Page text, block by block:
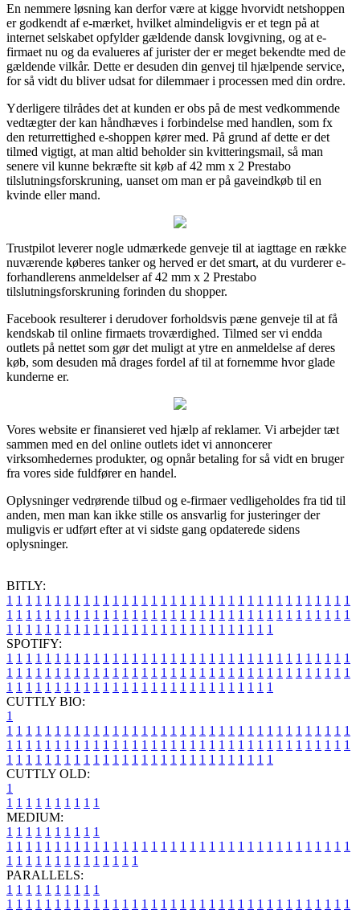
En nemmere løsning kan derfor være at kigge hvorvidt netshoppen
er godkendt af e-mærket, hvilket almindeligvis er et tegn på at
internet selskabet opfylder gældende dansk lovgivning, og at e-
firmaet nu og da evalueres af jurister der er meget bekendte med de
gældende vilkår. Dette er desuden din genvej til hjælpende service,
for så vidt du bliver udsat for dilemmaer i processen med din ordre.
Yderligere tilrådes det at kunden er obs på de mest vedkommende
vedtægter der kan håndhæves i forbindelse med handlen, som fx
den returrettighed e-shoppen kører med. På grund af dette er det
tilmed vigtigt, at man altid beholder sin kvitteringsmail, så man
senere vil kunne bekræfte sit køb af 42 mm x 2 Prestabo
tilslutningsforskruning, uanset om man er på gaveindkøb til en
kvinde eller mand.
Trustpilot leverer nogle udmærkede genveje til at iagttage en række
nuværende køberes tanker og herved er det smart, at du vurderer e-
forhandlerens anmeldelser af 42 mm x 2 Prestabo
tilslutningsforskruning forinden du shopper.
Facebook resulterer i derudover forholdsvis pæne genveje til at få
kendskab til online firmaets troværdighed. Tilmed ser vi endda
outlets på nettet som gør det muligt at ytre en anmeldelse af deres
køb, som desuden må drages fordel af til at fornemme hvor glade
kunderne er.
Vores website er finansieret ved hjælp af reklamer. Vi arbejder tæt
sammen med en del online outlets idet vi annoncerer
virksomhedernes produkter, og opnår betaling for så vidt en bruger
fra vores side fuldfører en handel.
Oplysninger vedrørende tilbud og e-firmaer vedligeholdes fra tid til
anden, men man kan ikke stille os ansvarlig for justeringer der
muligvis er udført efter at vi sidste gang opdaterede sidens
oplysninger.
BITLY:
1 1 1 1 1 1 1 1 1 1 1 1 1 1 1 1 1 1 1 1 1 1 1 1 1 1 1 1 1 1 1 1 1 1 1 1
1 1 1 1 1 1 1 1 1 1 1 1 1 1 1 1 1 1 1 1 1 1 1 1 1 1 1 1 1 1 1 1 1 1 1 1
1 1 1 1 1 1 1 1 1 1 1 1 1 1 1 1 1 1 1 1 1 1 1 1 1 1 1 1
SPOTIFY:
1 1 1 1 1 1 1 1 1 1 1 1 1 1 1 1 1 1 1 1 1 1 1 1 1 1 1 1 1 1 1 1 1 1 1 1
1 1 1 1 1 1 1 1 1 1 1 1 1 1 1 1 1 1 1 1 1 1 1 1 1 1 1 1 1 1 1 1 1 1 1 1
1 1 1 1 1 1 1 1 1 1 1 1 1 1 1 1 1 1 1 1 1 1 1 1 1 1 1 1
CUTTLY BIO:
1
1 1 1 1 1 1 1 1 1 1 1 1 1 1 1 1 1 1 1 1 1 1 1 1 1 1 1 1 1 1 1 1 1 1 1 1
1 1 1 1 1 1 1 1 1 1 1 1 1 1 1 1 1 1 1 1 1 1 1 1 1 1 1 1 1 1 1 1 1 1 1 1
1 1 1 1 1 1 1 1 1 1 1 1 1 1 1 1 1 1 1 1 1 1 1 1 1 1 1 1
CUTTLY OLD:
1
1 1 1 1 1 1 1 1 1 1
MEDIUM:
1 1 1 1 1 1 1 1 1 1
1 1 1 1 1 1 1 1 1 1 1 1 1 1 1 1 1 1 1 1 1 1 1 1 1 1 1 1 1 1 1 1 1 1 1 1
1 1 1 1 1 1 1 1 1 1 1 1 1 1
PARALLELS:
1 1 1 1 1 1 1 1 1 1
1 1 1 1 1 1 1 1 1 1 1 1 1 1 1 1 1 1 1 1 1 1 1 1 1 1 1 1 1 1 1 1 1 1 1 1